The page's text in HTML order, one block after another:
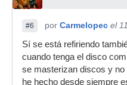
#6 por Carmelopec el
Sí se está refiriendo
cuando tenga el disco
se masterizan discos y
he hecho desde siempre